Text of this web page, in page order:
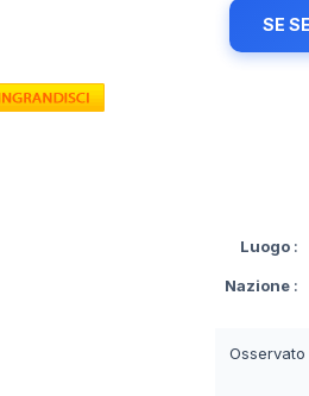
SE
Luogo :
Nazione :